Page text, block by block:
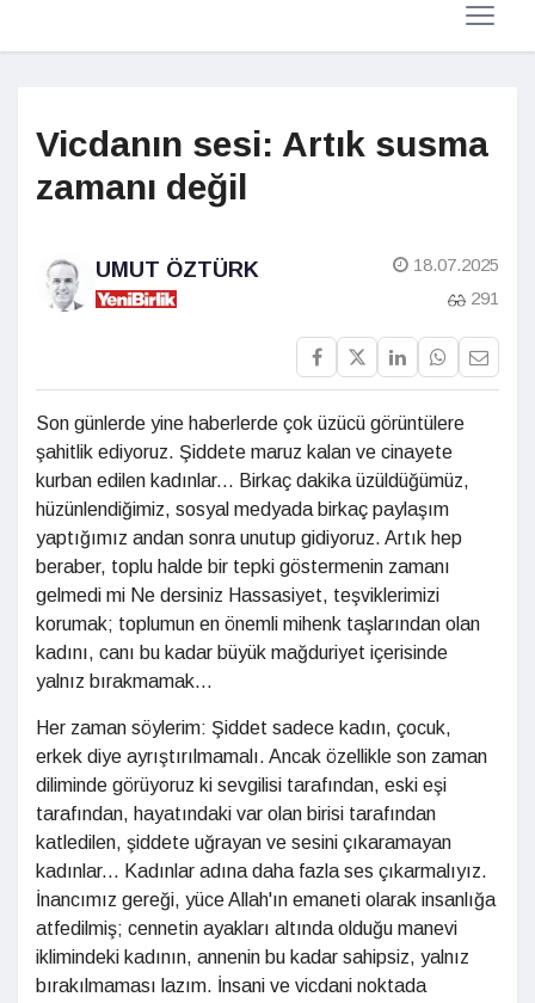
Vicdanın sesi: Artık susma
zamanı değil
UMUT ÖZTÜRK
18.07.2025
291
Son günlerde yine haberlerde çok üzücü görüntülere
şahitlik ediyoruz. Şiddete maruz kalan ve cinayete
kurban edilen kadınlar... Birkaç dakika üzüldüğümüz,
hüzünlendiğimiz, sosyal medyada birkaç paylaşım
yaptığımız andan sonra unutup gidiyoruz. Artık hep
beraber, toplu halde bir tepki göstermenin zamanı
gelmedi mi Ne dersiniz Hassasiyet, teşviklerimizi
korumak; toplumun en önemli mihenk taşlarından olan
kadını, canı bu kadar büyük mağduriyet içerisinde
yalnız bırakmamak...
Her zaman söylerim: Şiddet sadece kadın, çocuk,
erkek diye ayrıştırılmamalı. Ancak özellikle son zaman
diliminde görüyoruz ki sevgilisi tarafından, eski eşi
tarafından, hayatındaki var olan birisi tarafından
katledilen, şiddete uğrayan ve sesini çıkaramayan
kadınlar... Kadınlar adına daha fazla ses çıkarmalıyız.
İnancımız gereği, yüce Allah'ın emaneti olarak insanlığa
atfedilmiş; cennetin ayakları altında olduğu manevi
iklimindeki kadının, annenin bu kadar sahipsiz, yalnız
bırakılmaması lazım. İnsani ve vicdani noktada